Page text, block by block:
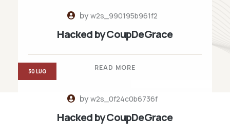
byw2s_990195b961f2
Hacked by CoupDeGrace
READ MORE
byw2s_0f24c0b6736f
Hacked by CoupDeGrace
30 LUG